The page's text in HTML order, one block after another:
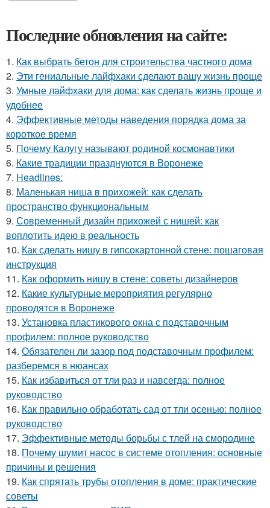
Последние обновления на сайте:
1. Как выбрать бетон для строительства частного дома
2. Эти гениальные лайфхаки сделают вашу жизнь проще
3. Умные лайфхаки для дома: как сделать жизнь проще и
удобнее
4. Эффективные методы наведения порядка дома за
короткое время
5. Почему Калугу называют родиной космонавтики
6. Какие традиции празднуются в Воронеже
7. Headlines:
8. Маленькая ниша в прихожей: как сделать
пространство функциональным
9. Современный дизайн прихожей с нишей: как
воплотить идею в реальность
10. Как сделать нишу в гипсокартонной стене: пошаговая
инструкция
11. Как оформить нишу в стене: советы дизайнеров
12. Какие культурные мероприятия регулярно
проводятся в Воронеже
13. Установка пластикового окна с подставочным
профилем: полное руководство
14. Обязателен ли зазор под подставочным профилем:
разберемся в нюансах
15. Как избавиться от тли раз и навсегда: полное
руководство
16. Как правильно обработать сад от тли осенью: полное
руководство
17. Эффективные методы борьбы с тлей на смородине
18. Почему шумит насос в системе отопления: основные
причины и решения
19. Как спрятать трубы отопления в доме: практические
советы